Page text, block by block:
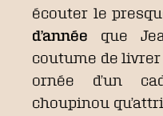
écouter le
d’année que
coutume de
ornée d’un
choupinou